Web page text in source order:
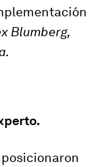
Blumberg,